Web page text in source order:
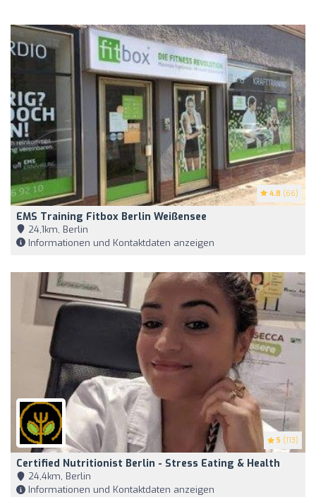
4.8 (66)
EMS Training Fitbox Berlin Weißensee
24,1km, Berlin
Informationen und Kontaktdaten anzeigen
5 (113)
Certified Nutritionist Berlin - Stress Eating & Health
24,4km, Berlin
Informationen und Kontaktdaten anzeigen